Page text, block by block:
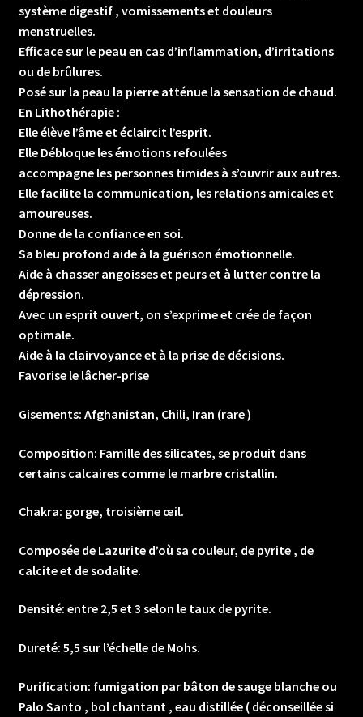
système digestif , vomissements et douleurs
menstruelles.
Efficace sur le peau en cas d’inflammation, d’irritations
ou de brûlures.
Posé sur la peau la pierre atténue la sensation de chaud.
En Lithothérapie :
Elle élève l’âme et éclaircit l’esprit.
Elle Débloque les émotions refoulées
accompagne les personnes timides à s’ouvrir aux autres.
Elle facilite la communication, les relations amicales et
amoureuses.
Donne de la confiance en soi.
Sa bleu profond aide à la guérison émotionnelle.
Aide à chasser angoisses et peurs et à lutter contre la
dépression.
Avec un esprit ouvert, on s’exprime et crée de façon
optimale.
Aide à la clairvoyance et à la prise de décisions.
Favorise le lâcher-prise
Gisements: Afghanistan, Chili, Iran (rare )
Composition: Famille des silicates, se produit dans
certains calcaires comme le marbre cristallin.
Chakra: gorge, troisième œil.
Composée de Lazurite d’où sa couleur, de pyrite , de
calcite et de sodalite.
Densité: entre 2,5 et 3 selon le taux de pyrite.
Dureté: 5,5 sur l’échelle de Mohs.
Purification: fumigation par bâton de sauge blanche ou
Palo Santo , bol chantant , eau distillée ( déconseillée si